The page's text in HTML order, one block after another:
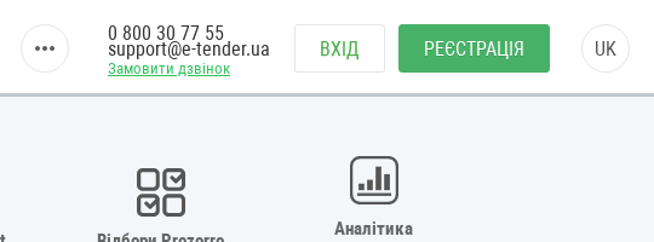
Замовити дзвінок
0 800 30 77 55
support@e-tender.ua ВХІД РЕЄСТРАЦІЯ UK
Аналітика